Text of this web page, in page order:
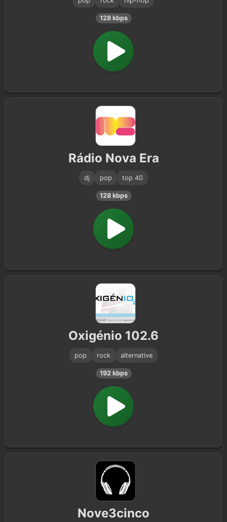
128 kbps
Rádio Nova Era
dj pop top 40
128 kbps
Oxigénio 102.6
pop rock alternative
192 kbps
Nove3cinco